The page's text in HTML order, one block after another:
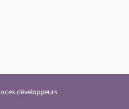
développeurs